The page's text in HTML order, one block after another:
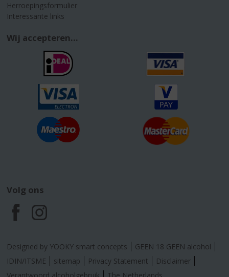
Herroepingsformulier
Interessante links
Wij accepteren...
Volg ons
F
a
c
I
n
s
Designed by YOOKY smart concepts
GEEN 18 GEEN alcohol
IDIN/ITSME
sitemap Privacy Statement
Disclaimer